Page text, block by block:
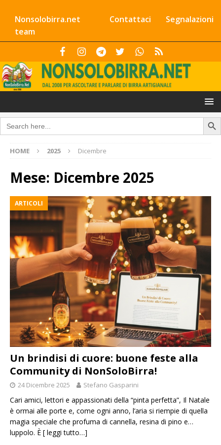
Nonsolobirra.net
team
Contattaci Segnalazioni
Search
for:
Search Button
HOME 2025 Dicembre
Mese: Dicembre 2025
ARTICOLI
Un brindisi di cuore: buone feste alla
Community di NonSoloBirra!
24 Dicembre 2025 Stefano Gasparini
Cari amici, lettori e appassionati della “pinta perfetta”, Il Natale
è ormai alle porte e, come ogni anno, l’aria si riempie di quella
magia speciale che profuma di cannella, resina di pino e…
luppolo. È [ leggi tutto…]